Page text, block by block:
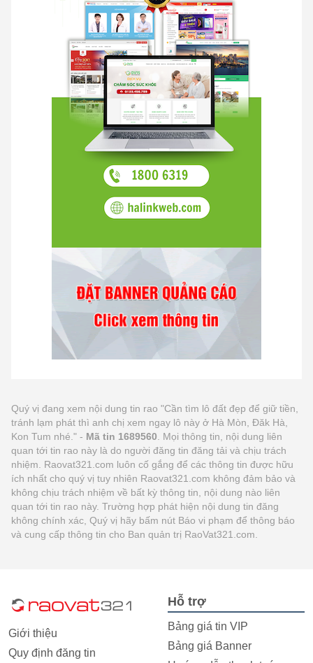
Quý vị đang xem nội dung tin rao "Cần tìm lô đất đẹp để giữ tiền,
tránh lạm phát thì anh chị xem ngay lô này ở Hà Mòn, Đăk Hà,
Kon Tum nhé." - Mã tin 1689560 . Mọi thông tin, nội dung liên
quan tới tin rao này là do người đăng tin đăng tải và chịu trách
nhiệm. Raovat321.com luôn cố gắng để các thông tin được hữu
ích nhất cho quý vị tuy nhiên Raovat321.com không đảm bảo và
không chịu trách nhiệm về bất kỳ thông tin, nội dung nào liên
quan tới tin rao này. Trường hợp phát hiện nội dung tin đăng
không chính xác, Quý vị hãy bấm nút Báo vi phạm để thông báo
và cung cấp thông tin cho Ban quản trị RaoVat321.com.
Giới thiệu
Quy định đăng tin
Hỗ trợ
Bảng giá tin VIP
Bảng giá Banner